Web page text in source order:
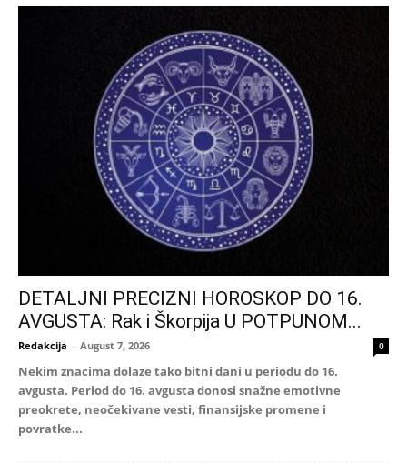
DETALJNI PRECIZNI HOROSKOP DO 16.
AVGUSTA: Rak i Škorpija U POTPUNOM...
Redakcija - August 7, 2026 0
Nekim znacima dolaze tako bitni dani u periodu do 16.
avgusta. Period do 16. avgusta donosi snažne emotivne
preokrete, neočekivane vesti, finansijske promene i
povratke...